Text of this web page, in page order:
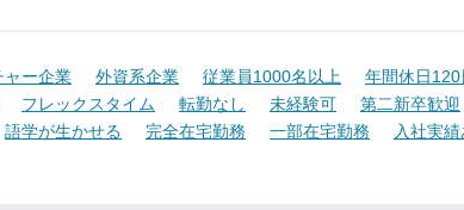
ャー企業 外資系企業 従業員1000名以上
年間休日120
フレックスタイム 転勤なし 未経験可 第二新卒歓迎
語学が生かせる 完全在宅勤務 一部在宅勤務
入社実績